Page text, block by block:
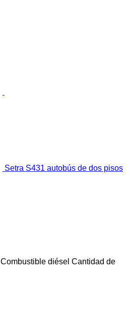
Setra S431 autobús de dos pisos
Combustible diésel Cantidad de